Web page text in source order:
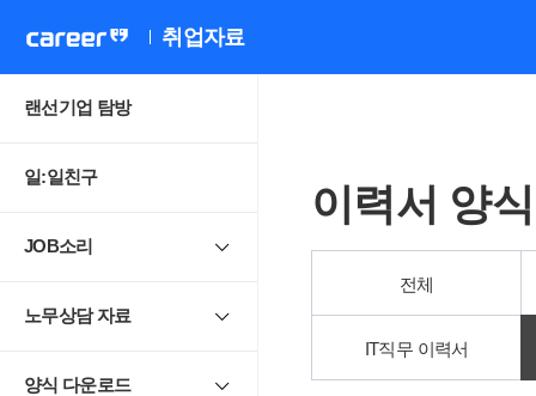
취업자료
랜선기업 탐방
일:일친구
JOB소리
노무상담 자료
양식 다운로드
이력서 양
전체
IT직무 이력서